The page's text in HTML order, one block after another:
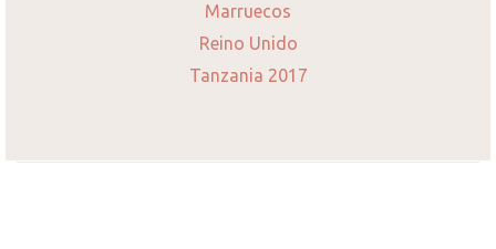
Marruecos
Reino Unido
Tanzania 2017